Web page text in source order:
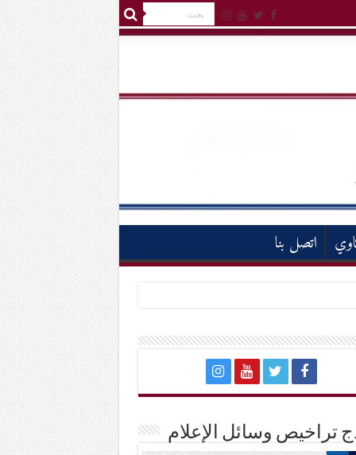
اتصل بنا
تراخيص وسائل الإعلام